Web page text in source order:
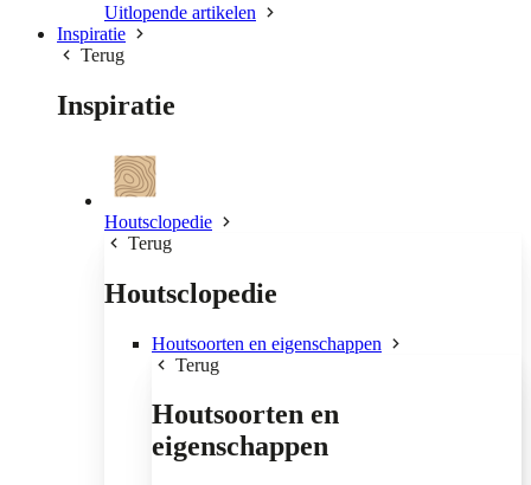
Uitlopende artikelen
Inspiratie
Terug
Inspiratie
Houtsclopedie
Terug
Houtsclopedie
Houtsoorten en eigenschappen
Terug
Houtsoorten en
eigenschappen